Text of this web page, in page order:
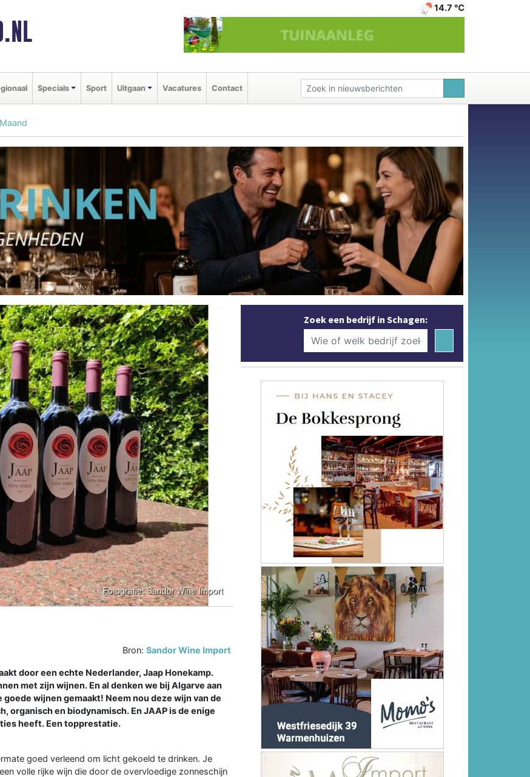
14.7 ℃
Specials Sport Uitgaan Vacatures Contact
Bron:Sandor Wine Import
door een echte Nederlander, Jaap Honekamp.
met zijn wijnen. En al denken we bij Algarve aan
wijnen gemaakt! Neem nou deze wijn van de
organisch en biodynamisch. En JAAP is de enige
heeft. Een topprestatie.
goed verleend om licht gekoeld te drinken. Je
volle rijke wijn die door de overvloedige zonneschijn
Zoek een bedrijf in Schagen: